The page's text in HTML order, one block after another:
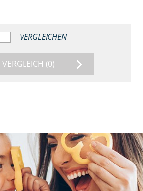
VERGLEICHEN
(0)